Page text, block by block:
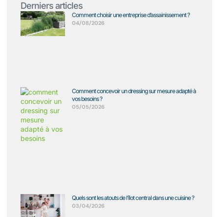
Derniers articles
Comment choisir une entreprise d’assainissement ?
04/08/2026
Comment concevoir un dressing sur mesure adapté à
vos besoins ?
05/05/2026
Quels sont les atouts de l’îlot central dans une cuisine ?
03/04/2026